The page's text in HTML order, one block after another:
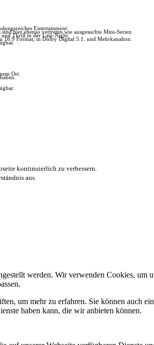
Entertainment:
hier ebenso vertreten wie ausgesuchte Mini-Serien.
und Thrill in der Late-Night.
16:9 Format, in Dolby Digital 5.1. und Mehrkanalton.
Ort.
kontinuierlich zu verbessern.
aus.
werden. Wir verwenden Cookies, um
um mehr zu erfahren. Sie können auch
haben kann, die wir anbieten können.